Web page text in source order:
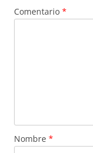
Comentario *
Nombre *